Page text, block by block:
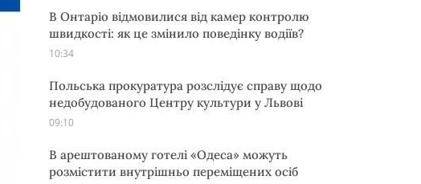
В Онтаріо відмовилися від камер контролю
швидкості: як це змінило поведінку водіїв?
10:34
Польська прокуратура розслідує справу щодо
недобудованого Центру культури у Львові
09:10
В арештованому готелі «Одеса» можуть
розмістити внутрішньо переміщених осіб